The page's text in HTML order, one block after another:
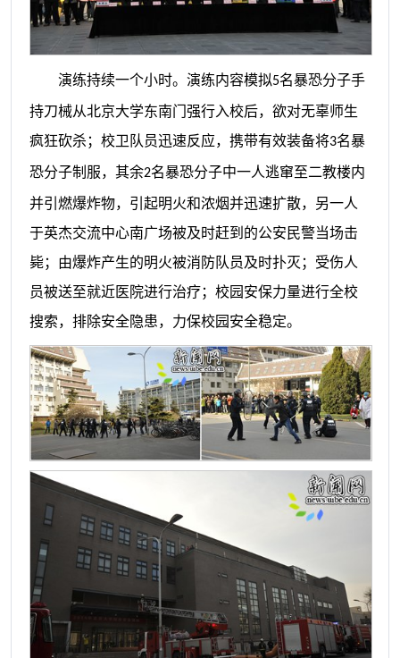
演练持续一个小时。演练内容模拟5名暴恐分子手
持刀械从北京大学东南门强行入校后，欲对无辜师生
疯狂砍杀；校卫队员迅速反应，携带有效装备将3名暴
恐分子制服，其余2名暴恐分子中一人逃窜至二教楼内
并引燃爆炸物，引起明火和浓烟并迅速扩散，另一人
于英杰交流中心南广场被及时赶到的公安民警当场击
毙；由爆炸产生的明火被消防队员及时扑灭；受伤人
员被送至就近医院进行治疗；校园安保力量进行全校
搜索，排除安全隐患，力保校园安全稳定。